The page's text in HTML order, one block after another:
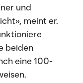
und
meint er.
beiden
eine 100-